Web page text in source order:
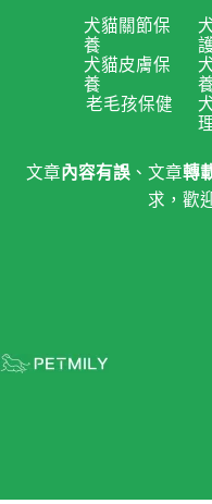
犬貓關節保
養
犬貓皮膚保
養
老毛孩保健
文章內容有誤 、文章轉
求，歡